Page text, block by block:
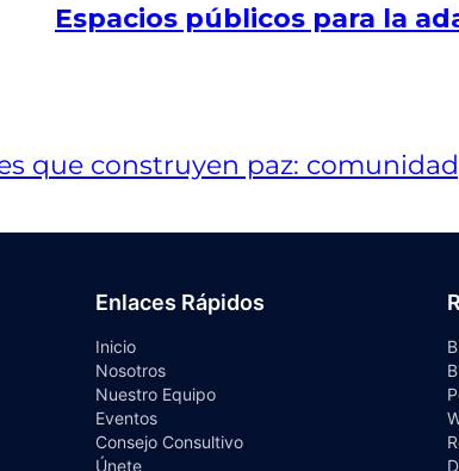
Espacios públicos para la
Enlaces Rápidos
Inicio
Nosotros
Nuestro Equipo
Eventos
Consejo Consultivo
Únete